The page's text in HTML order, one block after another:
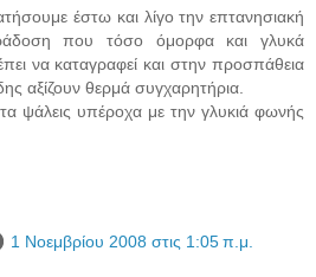
έστω και λίγο την επτανησιακή
που τόσο όμορφα και γλυκά
να καταγραφεί και στην προσπάθεια
αξίζουν θερμά συγχαρητήρια.
ψάλεις υπέροχα με την γλυκιά φωνής
1 Νοεμβρίου 2008 στις 1:05 π.μ.